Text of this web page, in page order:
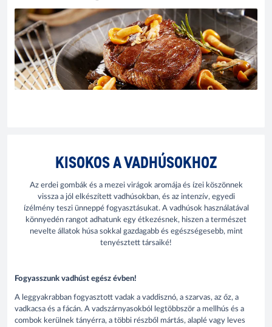
KISOKOS A VADHÚSOKHOZ
Az erdei gombák és a mezei virágok aromája és ízei köszönnek
vissza a jól elkészített vadhúsokban, és az intenzív, egyedi
ízélmény teszi ünneppé fogyasztásukat. A vadhúsok használatával
könnyedén rangot adhatunk egy étkezésnek, hiszen a természet
nevelte állatok húsa sokkal gazdagabb és egészségesebb, mint
tenyésztett társaiké!
Fogyasszunk vadhúst egész évben!
A leggyakrabban fogyasztott vadak a vaddisznó, a szarvas, az őz, a
vadkacsa és a fácán. A vadszárnyasokból legtöbbször a mellhús és a
combok kerülnek tányérra, a többi részből mártás, alaplé vagy leves